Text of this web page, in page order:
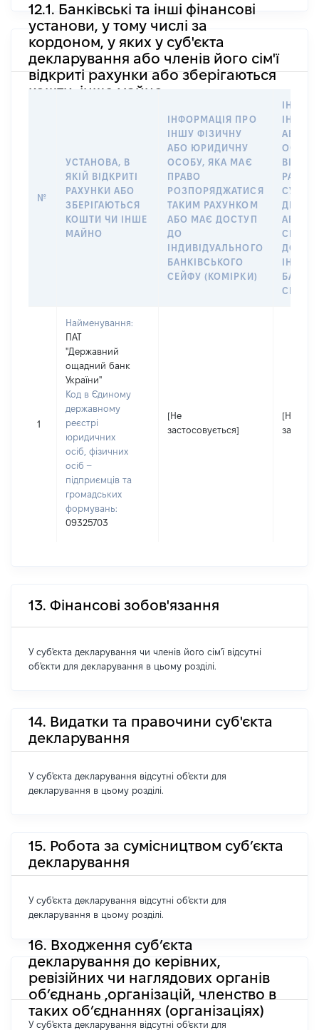
12.1. Банківські та інші фінансові
установи, у тому числі за
кордоном, у яких у суб'єкта
декларування або членів його сім'ї
відкриті рахунки або зберігаються
кошти, інше майно
№
УСТАНОВА, В
ЯКІЙ ВІДКРИТІ
РАХУНКИ АБО
ЗБЕРІГАЮТЬСЯ
КОШТИ ЧИ ІНШЕ
МАЙНО
ІНФОРМАЦІЯ ПРО
ІНШУ ФІЗИЧНУ
АБО ЮРИДИЧНУ
ОСОБУ, ЯКА МАЄ
ПРАВО
РОЗПОРЯДЖАТИСЯ
ТАКИМ РАХУНКОМ
АБО МАЄ ДОСТУП
ДО
ІНДИВІДУАЛЬНОГО
БАНКІВСЬКОГО
СЕЙФУ (КОМІРКИ)
ІНШУ
АБО
АБО
СІМ’Ї
СЕЙФУ
1
Найменування:
ПАТ
"Державний
ощадний банк
України"
Код в Єдиному
державному
реєстрі
юридичних
осіб, фізичних
осіб –
підприємців та
громадських
формувань:
09325703
[Не
застосовується]
[Не
13. Фінансові зобов'язання
У суб'єкта декларування чи членів його сім'ї відсутні
об'єкти для декларування в цьому розділі.
14. Видатки та правочини суб'єкта
декларування
У суб'єкта декларування відсутні об'єкти для
декларування в цьому розділі.
15. Робота за сумісництвом суб’єкта
декларування
У суб'єкта декларування відсутні об'єкти для
декларування в цьому розділі.
16. Входження суб’єкта
декларування до керівних,
ревізійних чи наглядових органів
об’єднань ,організацій, членство в
таких об’єднаннях (організаціях)
У суб'єкта декларування відсутні об'єкти для